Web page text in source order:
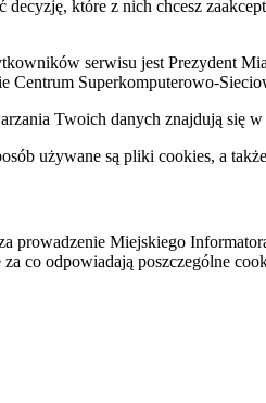
decyzję, które z nich chcesz
serwisu jest Prezydent
Centrum Superkomputerowo-
Twoich danych znajdują się w
używane są pliki cookies, a
prowadzenie Miejskiego
co odpowiadają poszczególne